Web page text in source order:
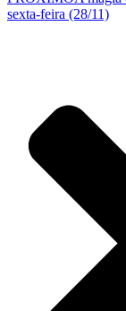
sexta-feira (28/11)